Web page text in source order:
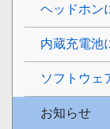
ヘッドホン
内蔵充電池
ソフトウェ
お知らせ